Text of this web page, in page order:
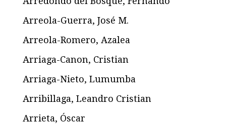
Arreola-Guerra, José M.
Arreola-Romero, Azalea
Arriaga-Canon, Cristian
Arriaga-Nieto, Lumumba
Arribillaga, Leandro Cristian
Arrieta, Óscar